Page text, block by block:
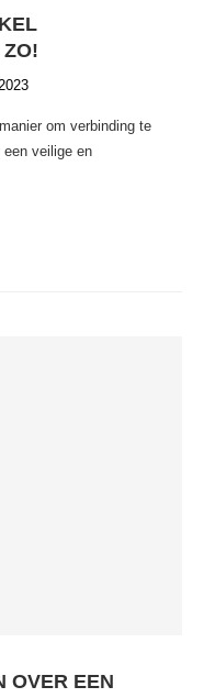
ZO!
om verbinding te
veilige en
OVER EEN